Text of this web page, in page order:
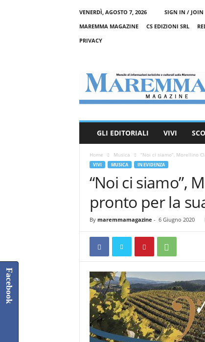
VENERDÌ, AGOSTO 7, 2026
SIGN IN / JOIN
MAREMMA MAGAZINE
CS EDIZIONI SRL
PRIVACY
m
GLI EDITORIALI VIVI
Home Musica “Noi ci siamo”, Morellino
VIVI MUSICA IN EVIDENZA
“Noi ci siamo”,
pronto per la
By maremmamagazine - 6 Giugno 2020
Facebook